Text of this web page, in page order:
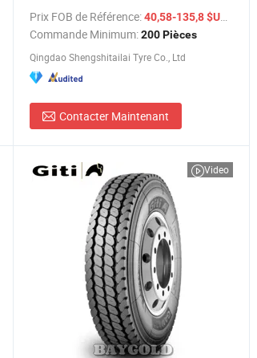
/ Pièce
à l'Usure Navolla Nv100 1200r20
Diamètre 20 Pouce Position de
Remorque Pneus Radiaux pour Bus
Prix FOB de Référence:40,58-135,8 $US / Pièce
Commande Minimum:200 Pièces
Qingdao Shengshitailai Tyre Co., Ltd
Contacter Maintenant
Video